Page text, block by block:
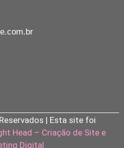
| Esta site foi
Head – Criação de Site e
Digital